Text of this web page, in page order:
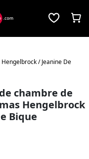
/ Jeanine De
chambre de
Hengelbrock
Bique